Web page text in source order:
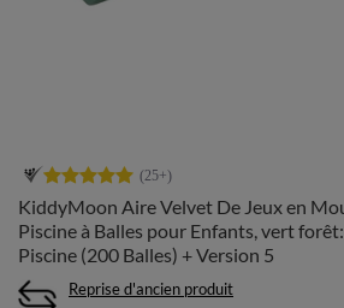
KiddyMoon Aire Velvet De Jeux en
Piscine à Balles pour Enfants, vert
Piscine (200 Balles) + Version 5
Reprise d'ancien produit